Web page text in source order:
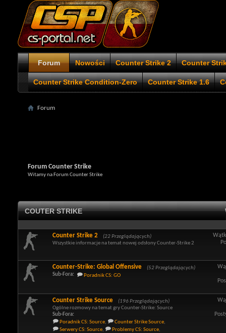
Forum Nowości Counter Strike 2 Counter
Counter Strike Condition-Zero Counter Strike 1.6
Forum
Forum Counter Strike
Witamy na Forum Counter Strike
COUTER STRIKE
Counter Strike 2
(22 Przeglądających)
Wszystkie informacje na temat nowej odsłony Counter-Strike 2
Counter-Strike: Global Offensive
(52 Przeglądających)
Sub-Fora:
Poradnik CS: GO
Counter Strike Source
(196 Przeglądających)
Ogólne rozmowy na temat gry Counter-Strike: Source
Sub-Fora:
Poradnik CS: Source, Counter Strike Source,
Serwery CS: Source, Problemy CS: Source,